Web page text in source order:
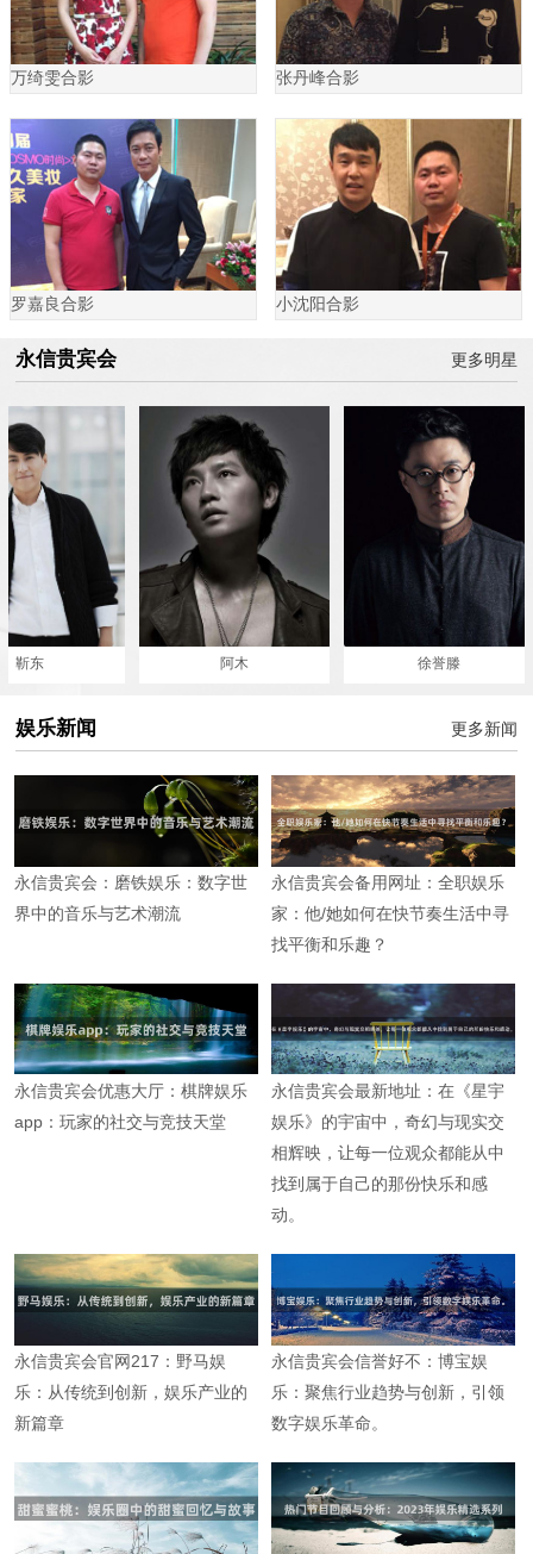
万绮雯合影 张丹峰合影
罗嘉良合影 小沈阳合影
永信贵宾会 更多明星
娱乐新闻 更多新闻
永信贵宾会：磨铁娱乐：数字世
界中的音乐与艺术潮流
永信贵宾会备用网址：全职娱乐
家：他/她如何在快节奏生活中寻
找平衡和乐趣？
永信贵宾会优惠大厅：棋牌娱乐
app：玩家的社交与竞技天堂
永信贵宾会最新地址：在《星宇
娱乐》的宇宙中，奇幻与现实交
相辉映，让每一位观众都能从中
找到属于自己的那份快乐和感
动。
永信贵宾会官网217：野马娱
乐：从传统到创新，娱乐产业的
新篇章
永信贵宾会信誉好不：博宝娱
乐：聚焦行业趋势与创新，引领
数字娱乐革命。